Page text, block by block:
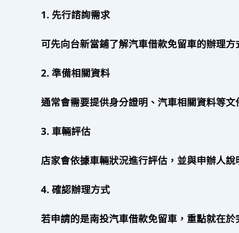
1. 先行諮詢需求
可先向台新當鋪了解汽車借款免留車的辦理
2. 準備相關資料
通常會需要提供身分證明、汽車相關資料等
3. 車輛評估
店家會依據車輛狀況進行評估，並與申辦人
4. 確認辦理方式
若申請的是南投汽車借款免留車，重點就在